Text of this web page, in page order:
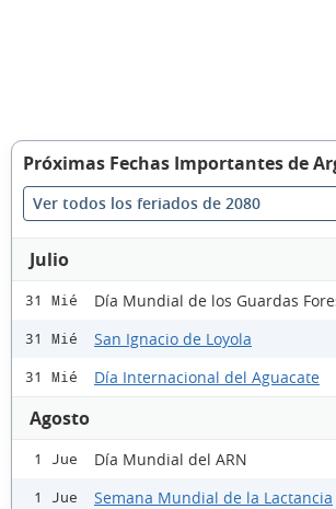
Próximas Fechas Importantes de
Ver todos los feriados de 2080
Julio
31 Mié Día Mundial de los Guardas
31 Mié San Ignacio de Loyola
31 Mié Día Internacional del Aguacate
Agosto
1 Jue Día Mundial del ARN
1 Jue Semana Mundial de la Lactancia